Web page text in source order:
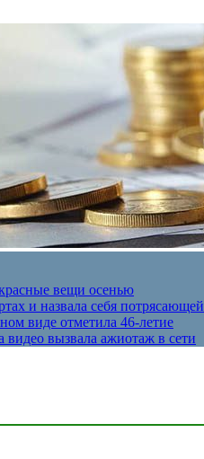
вещи осенью
и назвала себя потрясающей
виде отметила 46-летие
вызвала ажиотаж в сети